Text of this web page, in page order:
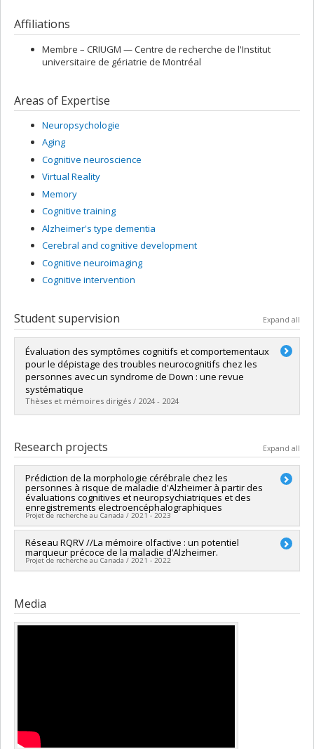
Affiliations
Membre – CRIUGM — Centre de recherche de l'Institut
universitaire de gériatrie de Montréal
Areas of Expertise
Neuropsychologie
Aging
Cognitive neuroscience
Virtual Reality
Memory
Cognitive training
Alzheimer's type dementia
Cerebral and cognitive development
Cognitive neuroimaging
Cognitive intervention
Student supervision Expand all
Évaluation des symptômes cognitifs et comportementaux
pour le dépistage des troubles neurocognitifs chez les
personnes avec un syndrome de Down : une revue
systématique
Thèses et mémoires dirigés / 2024 - 2024
Cycle :Master's
Grade :M. Sc.
Lien vers le document dans Papyrus
Research projects Expand all
Prédiction de la morphologie cérébrale chez les
personnes à risque de maladie d'Alzheimer à partir des
évaluations cognitives et neuropsychiatriques et des
enregistrements electroencéphalographiques
Projet de recherche au Canada / 2021 - 2023
Lead researcher : Alexandru Hanganu
Co-researchers :Marie-Jeanne Kergoat,Juan Manuel
Villalpando Berumen
gériatrie de Montréal
Grant programs:
Réseau RQRV //La mémoire olfactive : un potentiel
marqueur précoce de la maladie d’Alzheimer.
Projet de recherche au Canada / 2021 - 2022
Santé (FRSQ)
Grant programs:PVXXXXXX-Réseaux thématiques de
recherche
Media